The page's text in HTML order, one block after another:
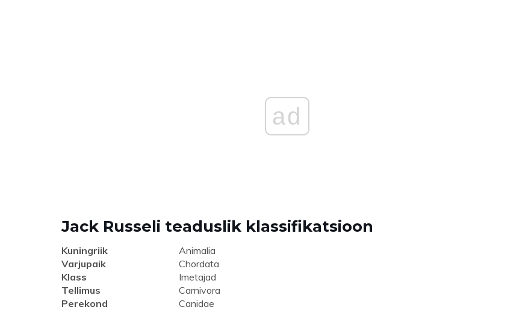
ad
Jack Russeli teaduslik klassifikatsioon
Kuningriik
Animalia
Varjupaik
Chordata
Klass
Imetajad
Tellimus
Carnivora
Perekond
Canidae